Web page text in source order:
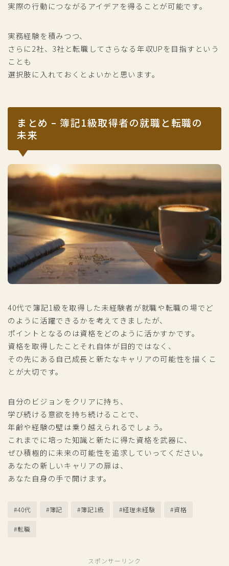
実際の行動につながるアイデアを得ることが可能です。
実務経験を積みつつ、
さらに2社、3社と転職してさらなる年収UPを目指すという
ことも
選択肢に入れておくとよいかと思います。
まとめ – 簿記1級取得者の就職と転職の
未来
40代で簿記1級を取得した未経験者が就職や転職の場でど
のように活躍できるかを考えてきましたが、
ポイントとなるのは資格をどのように活かすかです。
資格を取得したことそれ自体が目的ではなく、
その先にある自己成長と新たなキャリアの可能性を描くこ
とが大切です。
自分のビジョンをクリアに持ち、
学び続ける意欲を持ち続けることで、
年齢や経験の壁は乗り越えられるでしょう。
これまでに培った知識と新たに得た資格を武器に、
ぜひ積極的に未来の可能性を追求していってください。
あなたの新しいキャリアの扉は、
あなた自身の手で開けます。
#40代 #簿記 #簿記1級 #経理未経験 #資格
#転職
スポンサーリンク